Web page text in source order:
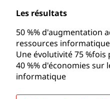
Les résultats
50 %% d'augmentation
ressources
Une évolutivité 75 %fois
40 %% d'économies sur
informatique